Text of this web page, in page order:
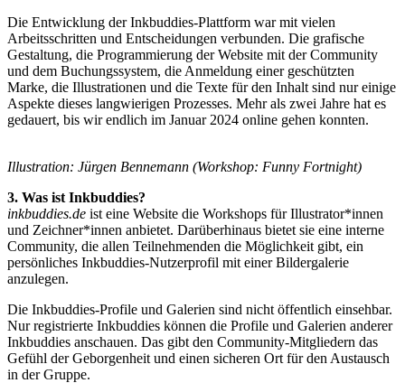
Die Entwicklung der Inkbuddies-Plattform war mit vielen
Arbeitsschritten und Entscheidungen verbunden. Die grafische
Gestaltung, die Programmierung der Website mit der Community
und dem Buchungssystem, die Anmeldung einer geschützten
Marke, die Illustrationen und die Texte für den Inhalt sind nur einige
Aspekte dieses langwierigen Prozesses. Mehr als zwei Jahre hat es
gedauert, bis wir endlich im Januar 2024 online gehen konnten.
Illustration: Jürgen Bennemann (Workshop: Funny Fortnight)
3. Was ist Inkbuddies?
inkbuddies.de ist eine Website die Workshops für Illustrator*innen
und Zeichner*innen anbietet. Darüberhinaus bietet sie eine interne
Community, die allen Teilnehmenden die Möglichkeit gibt, ein
persönliches Inkbuddies-Nutzerprofil mit einer Bildergalerie
anzulegen.
Die Inkbuddies-Profile und Galerien sind nicht öffentlich einsehbar.
Nur registrierte Inkbuddies können die Profile und Galerien anderer
Inkbuddies anschauen. Das gibt den Community-Mitgliedern das
Gefühl der Geborgenheit und einen sicheren Ort für den Austausch
in der Gruppe.